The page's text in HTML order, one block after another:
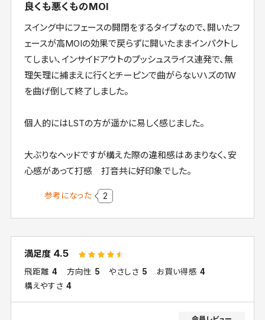
良くも悪くものMOI
スイング中にフェースの開閉をするタイプなので、開いたフ
ェースが高MOIの効果で戻らずに開いたままインパクトし
てしまい、インサイドアウトのプッシュスライス連発で、無
理矢理に捕まえに行くとチーピンで曲がらないハズの1W
を曲げ倒して終了しました。
個人的にはLSTの方が遥かに易しく感じました。
大ぶりなヘッドですが構えた際の違和感はあまりなく、安
心感があって打感 打音共に好印象でした。
参考になった 2
満足度 4.5
飛距離 4 方向性 5 やさしさ 5 お買い得感 4
構えやすさ 4